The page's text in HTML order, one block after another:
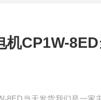
机CP1W-